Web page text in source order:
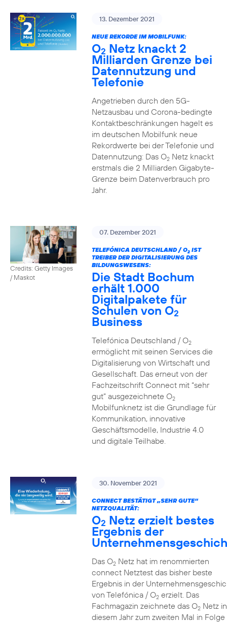
13. Dezember 2021
NEUE REKORDE IM MOBILFUNK:
O2 Netz knackt 2
Milliarden Grenze bei
Datennutzung und
Telefonie
Angetrieben durch den 5G-
Netzausbau und Corona-bedingte
Kontaktbeschränkungen hagelt es
im deutschen Mobilfunk neue
Rekordwerte bei der Telefonie und
Datennutzung: Das O2Netz knackt
erstmals die 2 Milliarden Gigabyte-
Grenze beim Datenverbrauch pro
Jahr.
Credits: Getty Images
/ Maskot
07. Dezember 2021
TELEFÓNICA DEUTSCHLAND / O2IST
TREIBER DER DIGITALISIERUNG DES
BILDUNGSWESENS:
Die Stadt Bochum
erhält 1.000
Digitalpakete für
Schulen von O2
Business
Telefónica Deutschland / O2
ermöglicht mit seinen Services die
Digitalisierung von Wirtschaft und
Gesellschaft. Das erneut von der
Fachzeitschrift Connect mit “sehr
gut” ausgezeichnete O2
Mobilfunknetz ist die Grundlage für
Kommunikation, innovative
Geschäftsmodelle, Industrie 4.0
und digitale Teilhabe.
30. November 2021
CONNECT BESTÄTIGT „SEHR GUTE“
NETZQUALITÄT:
O2 Netz erzielt bestes
Ergebnis der
Das O2Netz hat im renommierten
connect Netztest das bisher beste
Ergebnis in der
von Telefónica / O2erzielt. Das
Fachmagazin zeichnete das O2Netz in
diesem Jahr zum zweiten Mal in Folge